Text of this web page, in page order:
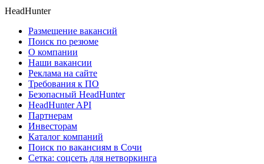
HeadHunter
Размещение вакансий
Поиск по резюме
О компании
Наши вакансии
Реклама на сайте
Требования к ПО
Безопасный HeadHunter
HeadHunter API
Партнерам
Инвесторам
Каталог компаний
Поиск по вакансиям в Сочи
Сетка: соцсеть для нетворкинга